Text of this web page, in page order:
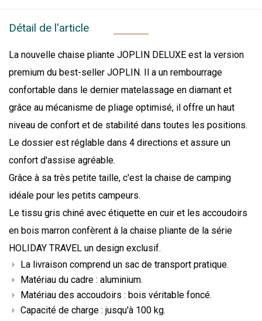
Détail de l'article
La nouvelle chaise pliante JOPLIN DELUXE est la version
premium du best-seller JOPLIN. Il a un rembourrage
confortable dans le dernier matelassage en diamant et
grâce au mécanisme de pliage optimisé, il offre un haut
niveau de confort et de stabilité dans toutes les positions.
Le dossier est réglable dans 4 directions et assure un
confort d'assise agréable.
Grâce à sa très petite taille, c'est la chaise de camping
idéale pour les petits campeurs.
Le tissu gris chiné avec étiquette en cuir et les accoudoirs
en bois marron confèrent à la chaise pliante de la série
HOLIDAY TRAVEL un design exclusif.
La livraison comprend un sac de transport pratique.
Matériau du cadre : aluminium.
Matériau des accoudoirs : bois véritable foncé.
Capacité de charge : jusqu'à 100 kg.